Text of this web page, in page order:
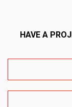
HAVE A